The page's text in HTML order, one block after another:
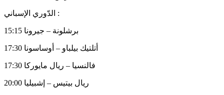
الدّوري الإسباني :
15:15 برشلونة – جيرونا
17:30 أتلتيك بيلباو – أوساسونا
17:30 فالنسيا – ريال مايوركا
20:00 ريال بيتيس – إشبيليا